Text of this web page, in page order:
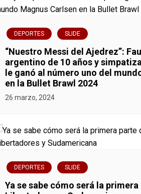
e
g
a
c
i
ó
n
d
e
DEPORTES SLIDE
“Nuestro Messi del Ajedrez”:
argentino de 10 años y
le ganó al número uno del
en la Bullet Brawl 2024
26 marzo, 2024
DEPORTES SLIDE
Ya se sabe cómo será la